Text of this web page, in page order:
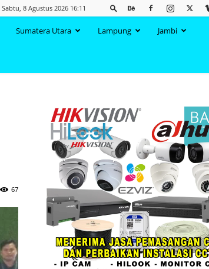
Sabtu, 8 Agustus 2026 16:11
Sumatera Utara Lampung Jambi
67